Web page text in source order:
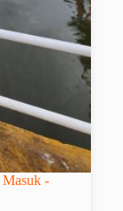
Masuk -